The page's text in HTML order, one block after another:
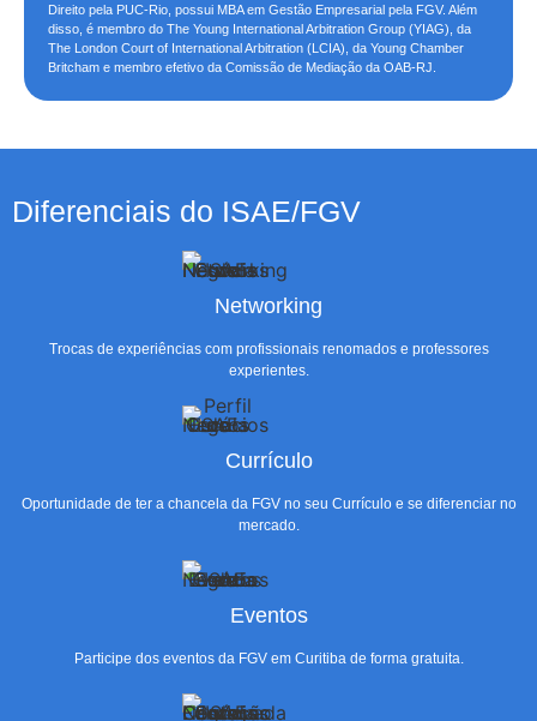
Direito pela PUC-Rio, possui MBA em Gestão Empresarial pela FGV. Além
disso, é membro do The Young International Arbitration Group (YIAG), da
The London Court of International Arbitration (LCIA), da Young Chamber
Britcham e membro efetivo da Comissão de Mediação da OAB-RJ.
Diferenciais do ISAE/FGV
Networking
Trocas de experiências com profissionais renomados e professores
experientes.
Currículo
Oportunidade de ter a chancela da FGV no seu Currículo e se diferenciar no
mercado.
Eventos
Participe dos eventos da FGV em Curitiba de forma gratuita.